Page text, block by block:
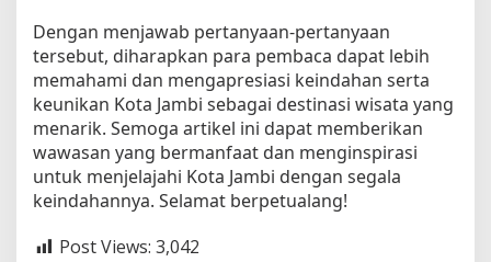
Dengan menjawab pertanyaan-pertanyaan
tersebut, diharapkan para pembaca dapat lebih
memahami dan mengapresiasi keindahan serta
keunikan Kota Jambi sebagai destinasi wisata yang
menarik. Semoga artikel ini dapat memberikan
wawasan yang bermanfaat dan menginspirasi
untuk menjelajahi Kota Jambi dengan segala
keindahannya. Selamat berpetualang!
Post Views: 3,042